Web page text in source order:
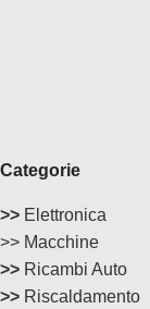
Categorie
>> Elettronica
>> Macchine
>> Ricambi Auto
>> Riscaldamento